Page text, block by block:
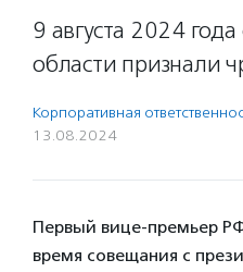
9 августа 2024
области признали
Корпоративная
13.08.2024
Первый вице-премьер
время совещания с